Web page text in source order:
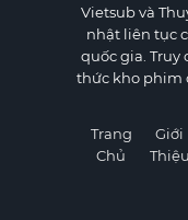
Vietsub và
nhật liên tục
quốc gia. Truy
thức kho phim
Trang
Chủ
Giới
Thiệu